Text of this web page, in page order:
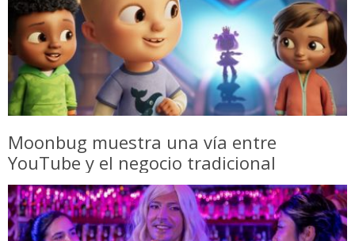
Moonbug muestra una vía entre
YouTube y el negocio tradicional